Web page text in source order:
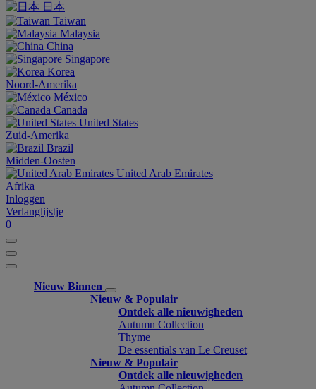
日本
Taiwan
Malaysia
China
Singapore
Korea
Noord-Amerika
México
Canada
United States
Zuid-Amerika
Brazil
Midden-Oosten
United Arab Emirates
Afrika
Inloggen
Verlanglijstje
0
Nieuw Binnen
Nieuw & Populair
Ontdek alle nieuwigheden
Autumn Collection
Thyme
De essentials van Le Creuset
Nieuw & Populair
Ontdek alle nieuwigheden